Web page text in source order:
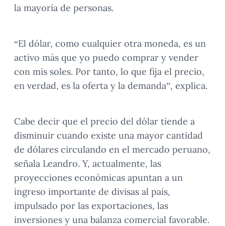
la mayoría de personas.
“El dólar, como cualquier otra moneda, es un
activo más que yo puedo comprar y vender
con mis soles. Por tanto, lo que fija el precio,
en verdad, es la oferta y la demanda”, explica.
Cabe decir que el precio del dólar tiende a
disminuir cuando existe una mayor cantidad
de dólares circulando en el mercado peruano,
señala Leandro. Y, actualmente, las
proyecciones económicas apuntan a un
ingreso importante de divisas al país,
impulsado por las exportaciones, las
inversiones y una balanza comercial favorable.